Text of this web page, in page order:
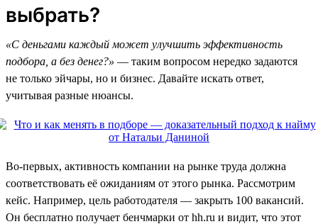
выбрать?
«С деньгами каждый может улучшить эффективность
подбора, а без денег?» — таким вопросом нередко задаются
не только эйчары, но и бизнес. Давайте искать ответ,
учитывая разные нюансы.
Во-первых, активность компании на рынке труда должна
соответствовать её ожиданиям от этого рынка. Рассмотрим
кейс. Например, цель работодателя — закрыть 100 вакансий.
Он бесплатно получает бенчмарки от hh.ru и видит, что этот